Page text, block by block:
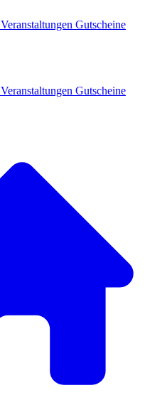
Veranstaltungen Gutscheine
Veranstaltungen Gutscheine